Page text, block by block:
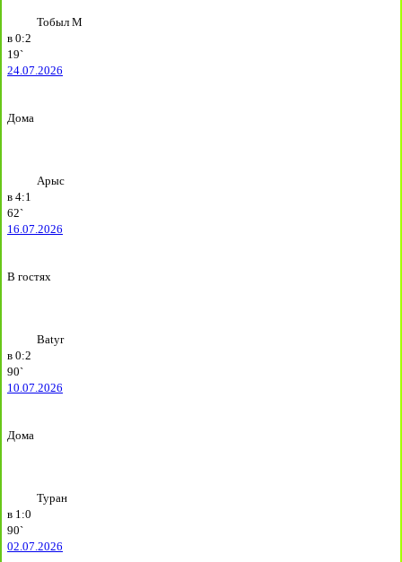
Тобыл М
в 0:2
19`
24.07.2026
Дома
Арыс
в 4:1
62`
16.07.2026
В гостях
Batyr
в 0:2
90`
10.07.2026
Дома
Туран
в 1:0
90`
02.07.2026